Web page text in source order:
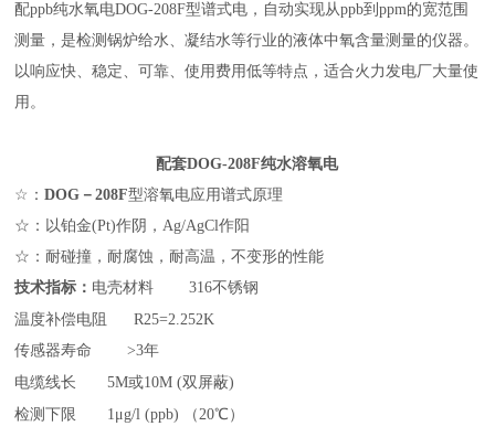
配ppb纯水氧电DOG-208F型谱式电，自动实现从ppb到ppm的宽范围
测量，是检测锅炉给水、凝结水等行业的液体中氧含量测量的仪器。
以响应快、稳定、可靠、使用费用低等特点，适合火力发电厂大量使
用。
配套DOG-208F纯水溶氧电
☆：DOG－208F型溶氧电应用谱式原理
☆： 以铂金(Pt)作阴，Ag/AgCl作阳
☆： 耐碰撞，耐腐蚀，耐高温，不变形的性能
技术指标： 电壳材料 316不锈钢
温度补偿电阻 R25=2.252K
传感器寿命 >3年
电缆线长
5M或10M (双屏蔽)
检测下限
1μg/l (ppb) （20℃）